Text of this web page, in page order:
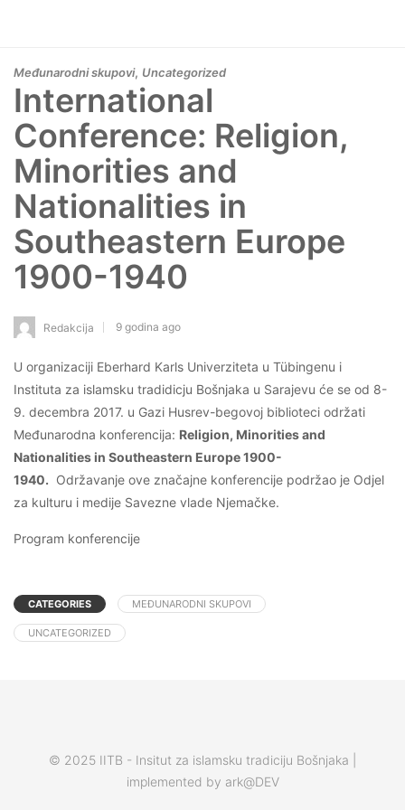
Međunarodni skupovi, Uncategorized
International
Conference: Religion,
Minorities and
Nationalities in
Southeastern Europe
1900-1940
Redakcija 9 godina ago
U organizaciji Eberhard Karls Univerziteta u Tübingenu i
Instituta za islamsku tradidicju Bošnjaka u Sarajevu će se od 8-
9. decembra 2017. u Gazi Husrev-begovoj biblioteci održati
Međunarodna konferencija: Religion, Minorities and
Nationalities in Southeastern Europe1900-
1940. Održavanje ove značajne konferencije podržao je Odjel
za kulturu i medije Savezne vlade Njemačke.
Program konferencije
CATEGORIES MEĐUNARODNI SKUPOVI
UNCATEGORIZED
© 2025 IITB - Insitut za islamsku tradiciju Bošnjaka |
implemented by ark@DEV